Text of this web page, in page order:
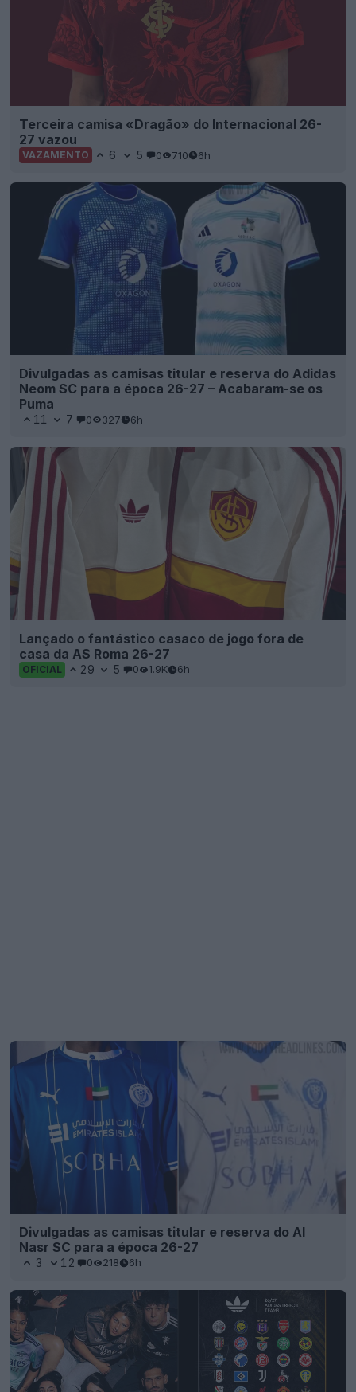
Terceira camisa «Dragão» do Internacional 26-
27 vazou
VAZAMENTO 6 5 0 710 6h
Divulgadas as camisas titular e reserva do Adidas
Neom SC para a época 26-27 – Acabaram-se os
Puma
11 7 0 327 6h
Lançado o fantástico casaco de jogo fora de
casa da AS Roma 26-27
OFICIAL 29 5 0 1.9K 6h
Divulgadas as camisas titular e reserva do Al
Nasr SC para a época 26-27
3 12 0 218 6h